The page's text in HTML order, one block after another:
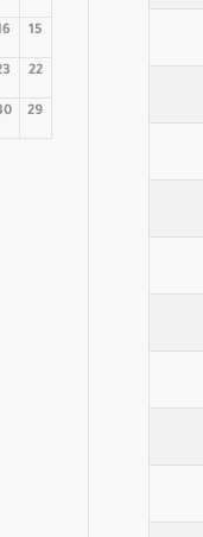
15
22
29